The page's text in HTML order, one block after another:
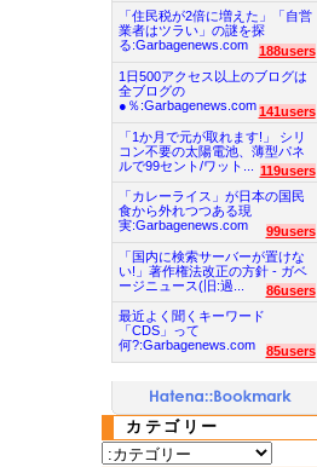
「住民税が2倍に増えた」「自営
業者はツラい」の謎を探
る:Garbagenews.com
188users
1日500アクセス以上のブログは
全ブログの
●％:Garbagenews.com 141users
「1か月で元が取れます!」 シリ
コン不要の太陽電池、薄型パネ
ルで99セント/ワット...
119users
「カレーライス」が日本の国民
食から外れつつある現
実:Garbagenews.com
99users
「国内に検索サーバーが置けな
い!」著作権法改正の方針 - ガベ
ージニュース(旧:過...
86users
最近よく聞くキーワード
「CDS」って
何?:Garbagenews.com
85users
カテゴリー